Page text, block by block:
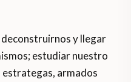
y llegar
estudiar nuestro
estrategas, armados